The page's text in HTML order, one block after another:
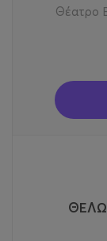
Θέατρο